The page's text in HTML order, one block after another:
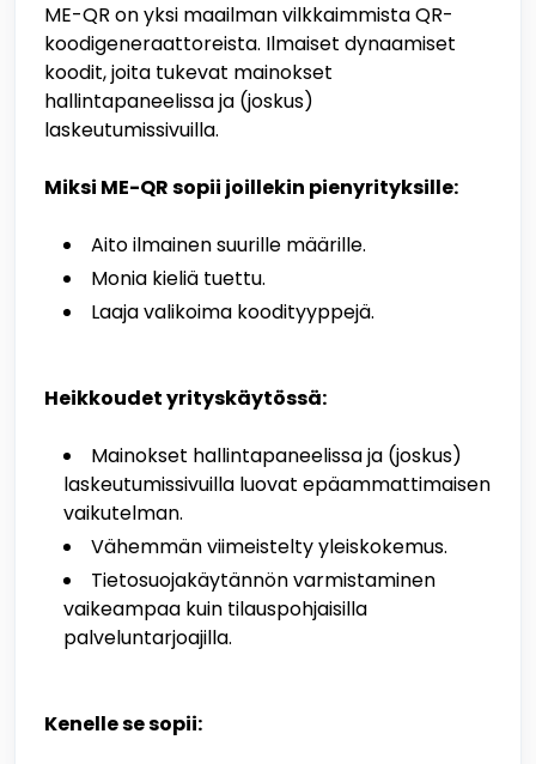
ME-QR on yksi maailman vilkkaimmista QR-
koodigeneraattoreista. Ilmaiset dynaamiset
koodit, joita tukevat mainokset
hallintapaneelissa ja (joskus)
laskeutumissivuilla.
Miksi ME-QR sopii joillekin pienyrityksille:
Aito ilmainen suurille määrille.
Monia kieliä tuettu.
Laaja valikoima koodityyppejä.
Heikkoudet yrityskäytössä:
Mainokset hallintapaneelissa ja (joskus)
laskeutumissivuilla luovat epäammattimaisen
vaikutelman.
Vähemmän viimeistelty yleiskokemus.
Tietosuojakäytännön varmistaminen
vaikeampaa kuin tilauspohjaisilla
palveluntarjoajilla.
Kenelle se sopii: